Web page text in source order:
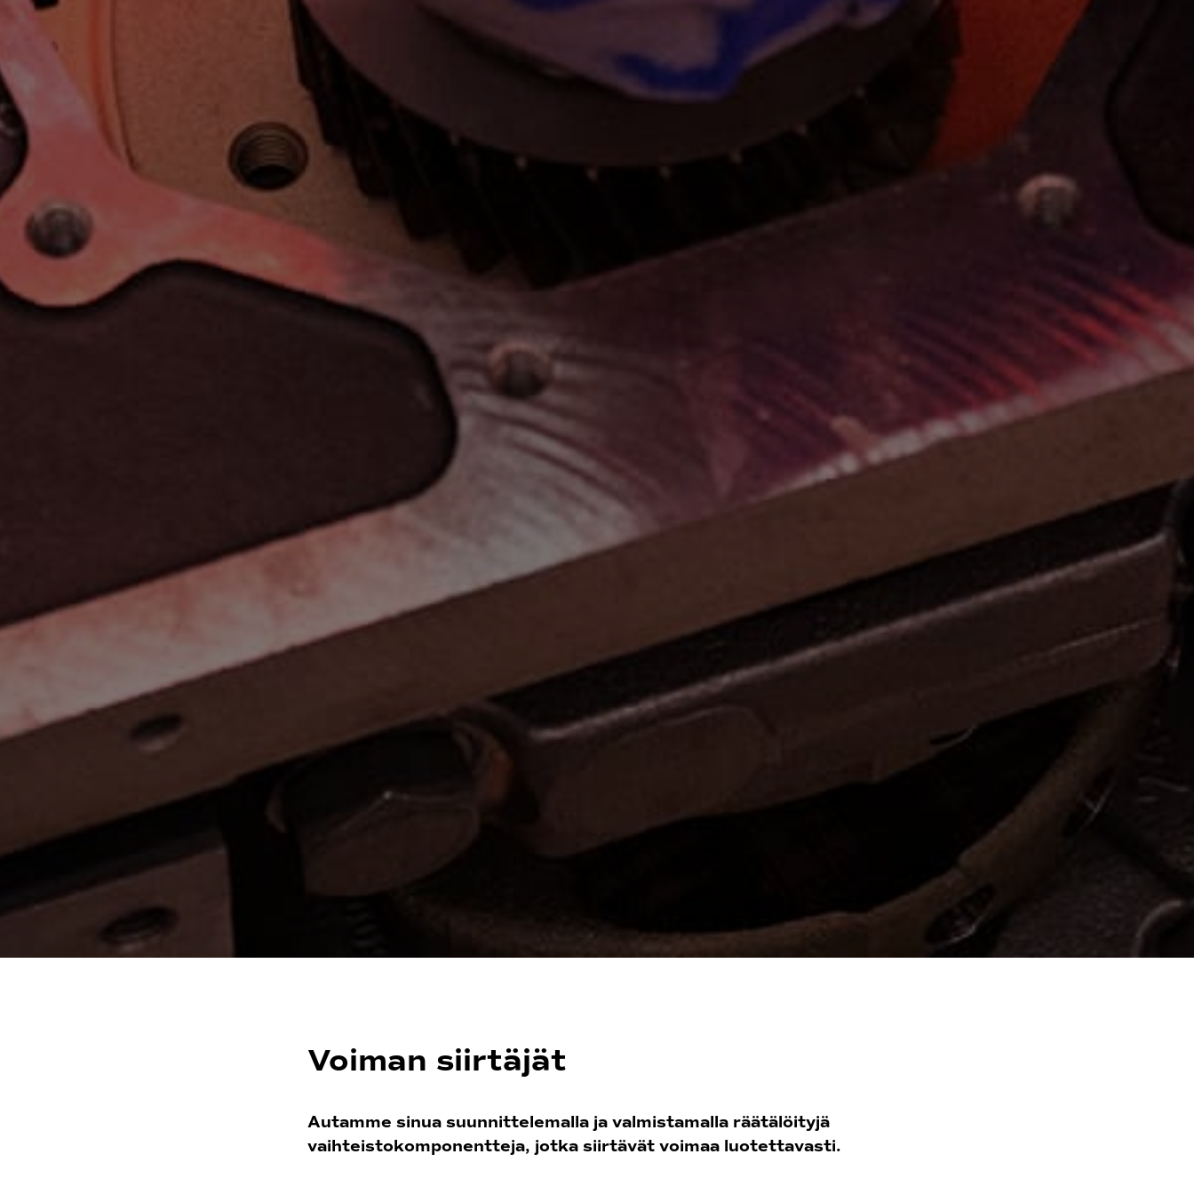
Voiman siirtäjät
Autamme sinua suunnittelemalla ja valmistamalla räätälöityjä
vaihteistokomponentteja, jotka siirtävät voimaa luotettavasti.